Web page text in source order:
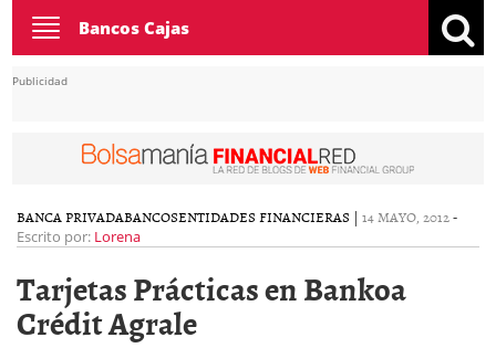
Toggle
navigation
Bancos Cajas
Publicidad
BANCA PRIVADABANCOSENTIDADES FINANCIERAS | 14 MAYO, 2012-
Escrito por: Lorena
Tarjetas Prácticas en Bankoa
Crédit Agrale